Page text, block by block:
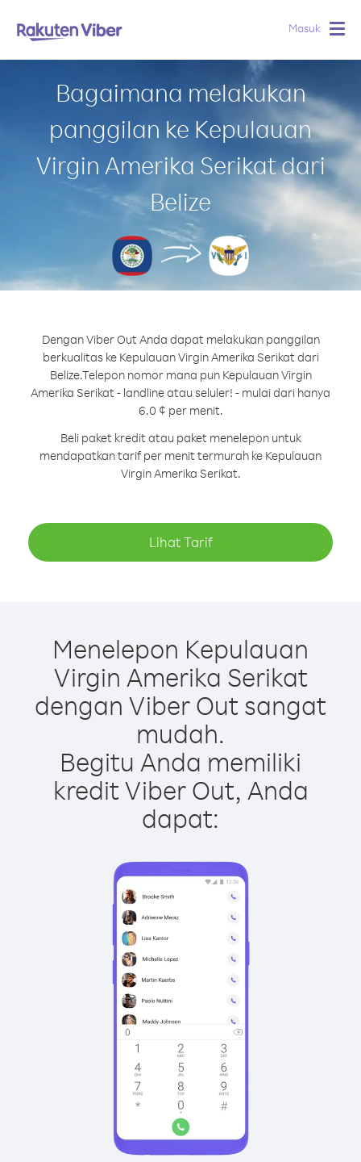
Masuk
Bagaimana melakukan
panggilan ke Kepulauan
Virgin Amerika Serikat dari
Belize
Dengan Viber Out Anda dapat melakukan panggilan
berkualitas ke Kepulauan Virgin Amerika Serikat dari
Belize.Telepon nomor mana pun Kepulauan Virgin
Amerika Serikat - landline atau seluler! - mulai dari hanya
6.0 ¢ per menit.
Beli paket kredit atau paket menelepon untuk
mendapatkan tarif per menit termurah ke Kepulauan
Virgin Amerika Serikat.
Lihat Tarif
Menelepon Kepulauan
Virgin Amerika Serikat
dengan Viber Out sangat
mudah.
Begitu Anda memiliki
kredit Viber Out, Anda
dapat: